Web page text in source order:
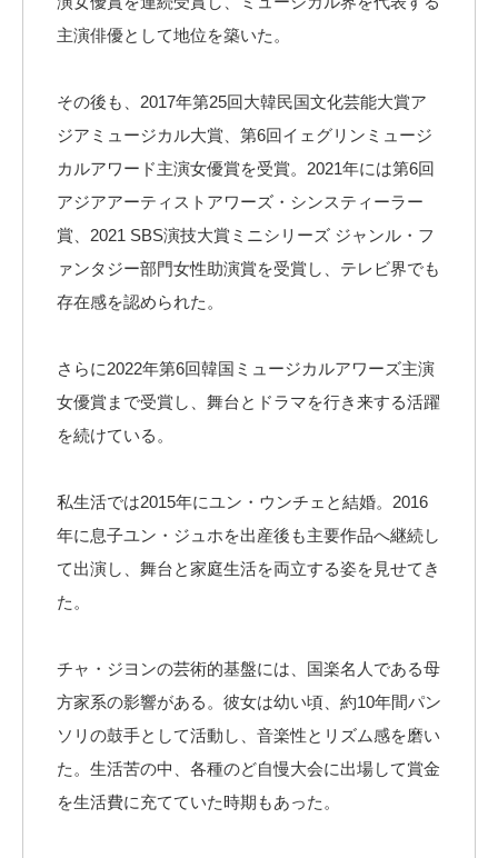
主演俳優として地位を築いた。
その後も、2017年第25回大韓民国文化芸能大賞ア
ジアミュージカル大賞、第6回イェグリンミュージ
カルアワード主演女優賞を受賞。2021年には第6回
アジアアーティストアワーズ・シンスティーラー
賞、2021 SBS演技大賞ミニシリーズ ジャンル・フ
ァンタジー部門女性助演賞を受賞し、テレビ界でも
存在感を認められた。
さらに2022年第6回韓国ミュージカルアワーズ主演
女優賞まで受賞し、舞台とドラマを行き来する活躍
を続けている。
私生活では2015年にユン・ウンチェと結婚。2016
年に息子ユン・ジュホを出産後も主要作品へ継続し
て出演し、舞台と家庭生活を両立する姿を見せてき
た。
チャ・ジヨンの芸術的基盤には、国楽名人である母
方家系の影響がある。彼女は幼い頃、約10年間パン
ソリの鼓手として活動し、音楽性とリズム感を磨い
た。生活苦の中、各種のど自慢大会に出場して賞金
を生活費に充てていた時期もあった。